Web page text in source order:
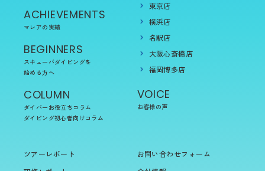
ACHIEVEMENTS
マレアの実績
BEGINNERS
スキューバダイビングを
始める方へ
COLUMN
ダイバーお役立ちコラム
ダイビング初心者向けコラム
東京店
横浜店
名駅店
大阪心斎橋店
福岡博多店
VOICE
お客様の声
ツアーレポート
お問い合わせフォーム